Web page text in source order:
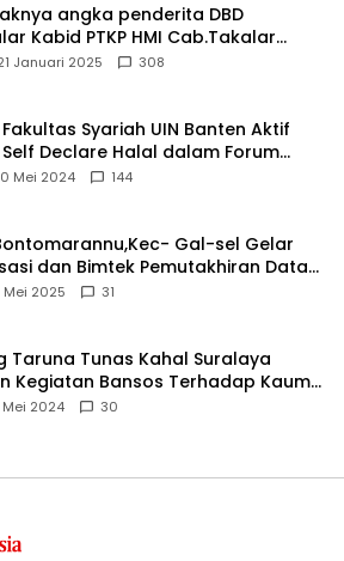
angka penderita DBD
Kabid PTKP HMI Cab.Takalar
bicara
Januari 2025 308
Syariah UIN Banten Aktif
Declare Halal dalam Forum
MUI
Mei 2024 144
Gal-sel Gelar
dan Bimtek Pemutakhiran Data
Mei 2025 31
Taruna Tunas Kahal Suralaya
Kegiatan Bansos Terhadap Kaum
dan Anak Yatim-Piatu
Mei 2024 30